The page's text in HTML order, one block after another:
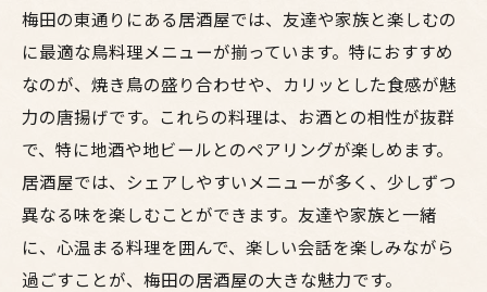
梅田の東通りにある居酒屋では、友達や家族と楽しむの
に最適な鳥料理メニューが揃っています。特におすすめ
なのが、焼き鳥の盛り合わせや、カリッとした食感が魅
力の唐揚げです。これらの料理は、お酒との相性が抜群
で、特に地酒や地ビールとのペアリングが楽しめます。
居酒屋では、シェアしやすいメニューが多く、少しずつ
異なる味を楽しむことができます。友達や家族と一緒
に、心温まる料理を囲んで、楽しい会話を楽しみながら
過ごすことが、梅田の居酒屋の大きな魅力です。